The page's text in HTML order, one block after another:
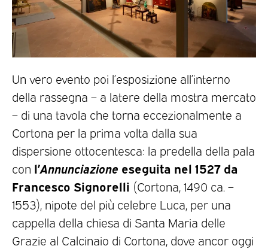
Un vero evento poi l’esposizione all’interno
della rassegna – a latere della mostra mercato
– di una tavola che torna eccezionalmente a
Cortona per la prima volta dalla sua
dispersione ottocentesca: la predella della pala
con l’Annunciazione eseguita nel 1527 da
Francesco Signorelli (Cortona, 1490 ca. –
1553), nipote del più celebre Luca, per una
cappella della chiesa di Santa Maria delle
Grazie al Calcinaio di Cortona, dove ancor oggi